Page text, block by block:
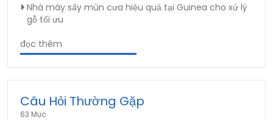
Nhà máy sấy mùn cưa hiệu quả tại Guinea cho xử lý
gỗ tối ưu
đọc thêm
Câu Hỏi Thường Gặp
63 Mục